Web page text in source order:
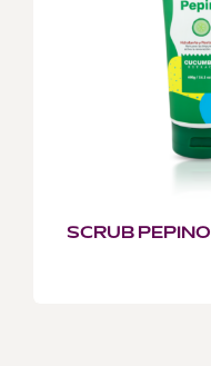
SCRUB PEPINO